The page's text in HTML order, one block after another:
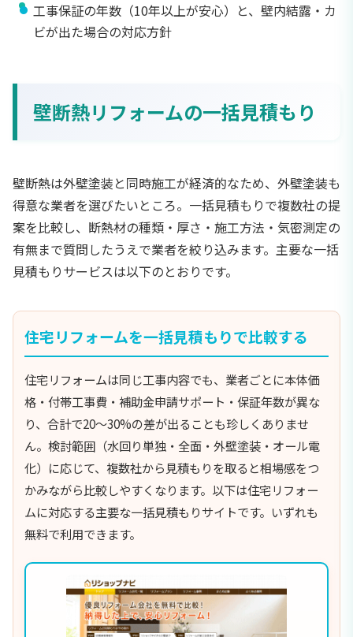
工事保証の年数（10年以上が安心）と、壁内結露・カ
ビが出た場合の対応方針
壁断熱リフォームの一括見積もり
壁断熱は外壁塗装と同時施工が経済的なため、外壁塗装も
得意な業者を選びたいところ。一括見積もりで複数社の提
案を比較し、断熱材の種類・厚さ・施工方法・気密測定の
有無まで質問したうえで業者を絞り込みます。主要な一括
見積もりサービスは以下のとおりです。
住宅リフォームを一括見積もりで比較する
住宅リフォームは同じ工事内容でも、業者ごとに本体価
格・付帯工事費・補助金申請サポート・保証年数が異な
り、合計で20〜30%の差が出ることも珍しくありませ
ん。検討範囲（水回り単独・全面・外壁塗装・オール電
化）に応じて、複数社から見積もりを取ると相場感をつ
かみながら比較しやすくなります。以下は住宅リフォー
ムに対応する主要な一括見積もりサイトです。いずれも
無料で利用できます。